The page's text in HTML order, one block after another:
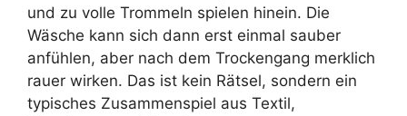
und zu volle Trommeln spielen hinein. Die
Wäsche kann sich dann erst einmal sauber
anfühlen, aber nach dem Trockengang merklich
rauer wirken. Das ist kein Rätsel, sondern ein
typisches Zusammenspiel aus Textil,